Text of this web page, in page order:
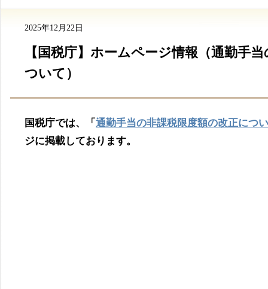
2025年12月22日
【国税庁】ホームページ情報（通勤手
ついて）
国税庁では、「 通勤手当の非課税限度額の改正につ
ジに掲載しております。